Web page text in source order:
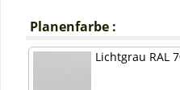
Planenfarbe :
Lichtgrau RAL